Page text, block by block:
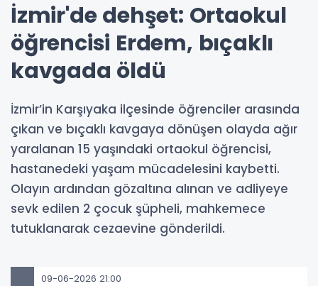
İzmir'de dehşet: Ortaokul
öğrencisi Erdem, bıçaklı
kavgada öldü
İzmir’in Karşıyaka ilçesinde öğrenciler arasında
çıkan ve bıçaklı kavgaya dönüşen olayda ağır
yaralanan 15 yaşındaki ortaokul öğrencisi,
hastanedeki yaşam mücadelesini kaybetti.
Olayın ardından gözaltına alınan ve adliyeye
sevk edilen 2 çocuk şüpheli, mahkemece
tutuklanarak cezaevine gönderildi.
09-06-2026 21:00